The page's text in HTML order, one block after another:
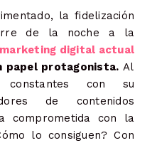
la fidelización
de la noche a la
marketing digital actual
papel protagonista. Al
constantes con su
de contenidos
comprometida con la
lo consiguen? Con